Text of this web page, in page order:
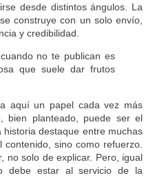
desde distintos ángulos. La
construye con un solo envío,
y credibilidad.
no te publican es
que suele dar frutos
aquí un papel cada vez más
bien planteado, puede ser el
destaque entre muchas
sino como refuerzo.
no solo de explicar. Pero, igual
debe estar al servicio de la